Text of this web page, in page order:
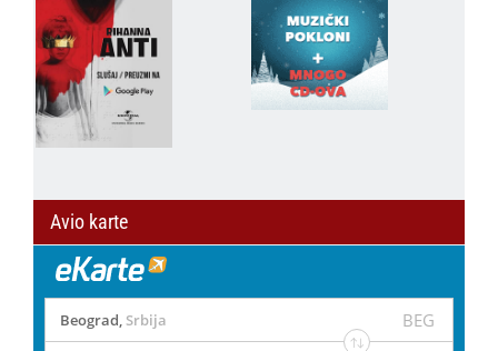
Avio karte
Beograd, Srbija BEG